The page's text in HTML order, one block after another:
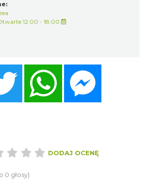
12:00 - 18:00
Twitter WhatsApp
DODAJ OCENĘ
0 głosy)